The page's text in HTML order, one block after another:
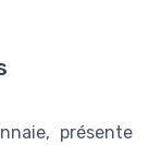
présente